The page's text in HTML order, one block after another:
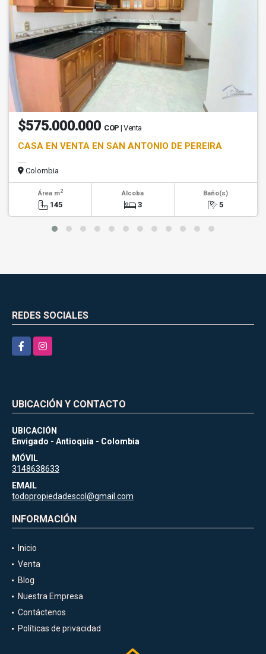
$575.000.000 COP | Venta
CASA EN VENTA EN SAN ANTONIO DE PEREIRA
Colombia
Área m2
145
Alcoba
3
Baño(s)
5
REDES SOCIALES
FacebookInstagram
UBICACIÓN Y CONTACTO
UBICACIÓN
Envigado - Antioquia - Colombia
MÓVIL
3148638633
EMAIL
todopropiedadescol@gmail.com
INFORMACIÓN
Inicio
Venta
Blog
Nuestra Empresa
Contáctenos
Políticas de privacidad